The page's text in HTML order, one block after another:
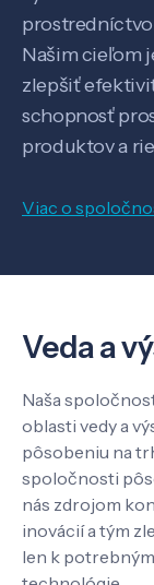
Našim cieľom
zlepšiť
schopnosť
produktov a
Viac o
Veda a
Naša
oblasti vedy a
pôsobeniu na
spoločnosti
nás zdrojom
inovácií a tým
len k